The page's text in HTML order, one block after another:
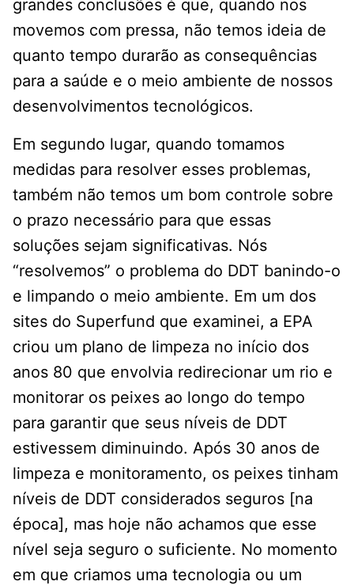
grandes conclusões é que, quando nos
movemos com pressa, não temos ideia de
quanto tempo durarão as consequências
para a saúde e o meio ambiente de nossos
desenvolvimentos tecnológicos.
Em segundo lugar, quando tomamos
medidas para resolver esses problemas,
também não temos um bom controle sobre
o prazo necessário para que essas
soluções sejam significativas. Nós
“resolvemos” o problema do DDT banindo-o
e limpando o meio ambiente. Em um dos
sites do Superfund que examinei, a EPA
criou um plano de limpeza no início dos
anos 80 que envolvia redirecionar um rio e
monitorar os peixes ao longo do tempo
para garantir que seus níveis de DDT
estivessem diminuindo. Após 30 anos de
limpeza e monitoramento, os peixes tinham
níveis de DDT considerados seguros [na
época], mas hoje não achamos que esse
nível seja seguro o suficiente. No momento
em que criamos uma tecnologia ou um